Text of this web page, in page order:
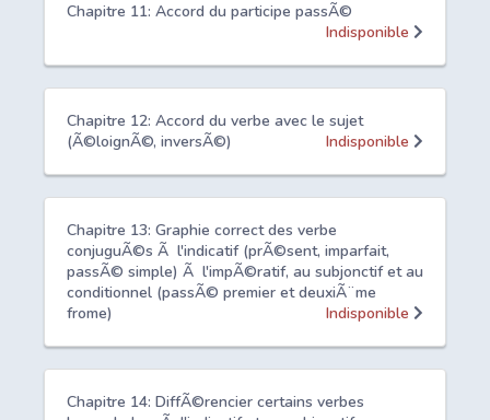
Chapitre 11: Accord du participe passÃ©
Indisponible
Chapitre 12: Accord du verbe avec le sujet
(Ã©loignÃ©, inversÃ©)
Indisponible
Chapitre 13: Graphie correct des verbe
conjuguÃ©s Ã l'indicatif (prÃ©sent, imparfait,
passÃ© simple) Ã l'impÃ©ratif, au subjonctif et au
conditionnel (passÃ© premier et deuxiÃ¨me
frome)
Indisponible
Chapitre 14: DiffÃ©rencier certains verbes